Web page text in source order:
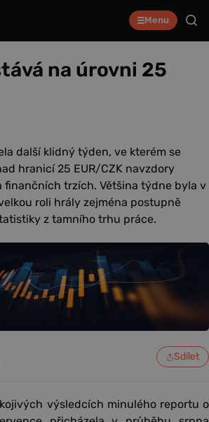
Menu
na úrovni 25
další klidný týden, ve kterém se
hranicí 25 EUR/CZK navzdory
finančních trzích. Většina týdne byla v
roli hrály zejména postupně
z tamního trhu práce.
Sdílet
výsledcích minulého reportu o